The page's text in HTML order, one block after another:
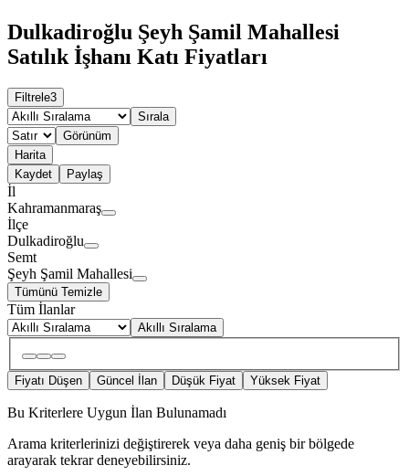
Dulkadiroğlu Şeyh Şamil Mahallesi
Satılık İşhanı Katı Fiyatları
Filtrele3
Sırala
Görünüm
Harita
Kaydet
Paylaş
İl
Kahramanmaraş
İlçe
Dulkadiroğlu
Semt
Şeyh Şamil Mahallesi
Tümünü Temizle
Tüm İlanlar
Akıllı Sıralama
Fiyatı Düşen Güncel İlan Düşük Fiyat Yüksek Fiyat
Bu Kriterlere Uygun İlan Bulunamadı
Arama kriterlerinizi değiştirerek veya daha geniş bir bölgede
arayarak tekrar deneyebilirsiniz.